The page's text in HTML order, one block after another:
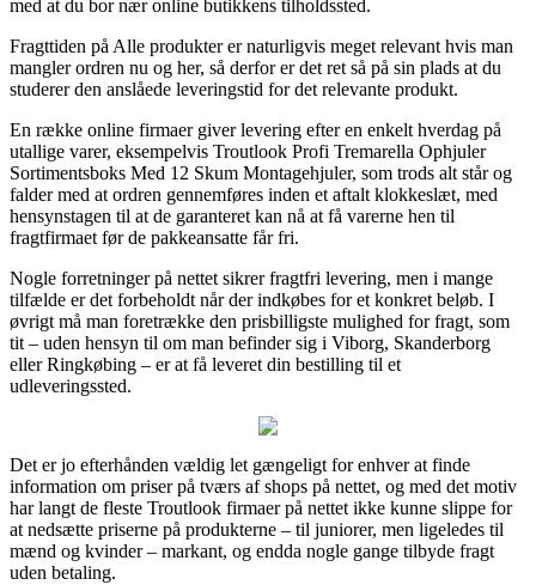
med at du bor nær online butikkens tilholdssted.
Fragttiden på Alle produkter er naturligvis meget relevant hvis man
mangler ordren nu og her, så derfor er det ret så på sin plads at du
studerer den anslåede leveringstid for det relevante produkt.
En række online firmaer giver levering efter en enkelt hverdag på
utallige varer, eksempelvis Troutlook Profi Tremarella Ophjuler
Sortimentsboks Med 12 Skum Montagehjuler, som trods alt står og
falder med at ordren gennemføres inden et aftalt klokkeslæt, med
hensynstagen til at de garanteret kan nå at få varerne hen til
fragtfirmaet før de pakkeansatte får fri.
Nogle forretninger på nettet sikrer fragtfri levering, men i mange
tilfælde er det forbeholdt når der indkøbes for et konkret beløb. I
øvrigt må man foretrække den prisbilligste mulighed for fragt, som
tit – uden hensyn til om man befinder sig i Viborg, Skanderborg
eller Ringkøbing – er at få leveret din bestilling til et
udleveringssted.
Det er jo efterhånden vældig let gængeligt for enhver at finde
information om priser på tværs af shops på nettet, og med det motiv
har langt de fleste Troutlook firmaer på nettet ikke kunne slippe for
at nedsætte priserne på produkterne – til juniorer, men ligeledes til
mænd og kvinder – markant, og endda nogle gange tilbyde fragt
uden betaling.